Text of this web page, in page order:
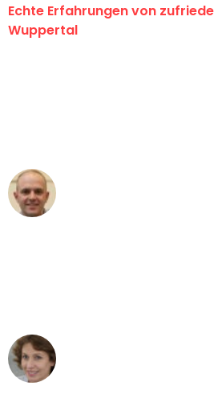
Echte Erfahrungen von
Wuppertal